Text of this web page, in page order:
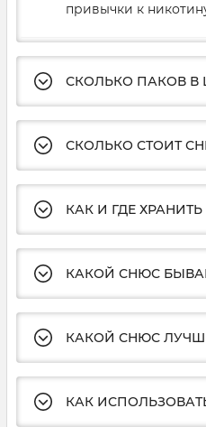
привычки к
СКОЛЬКО ПАКОВ В
СКОЛЬКО СТОИТ
КАК И ГДЕ
КАКОЙ СНЮС
КАКОЙ СНЮС
КАК